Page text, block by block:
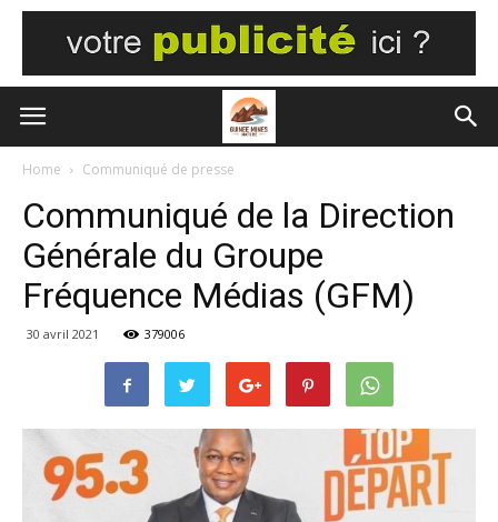
Home Communiqué de presse
Communiqué de la Direction
Générale du Groupe
Fréquence Médias (GFM)
30 avril 2021 379006